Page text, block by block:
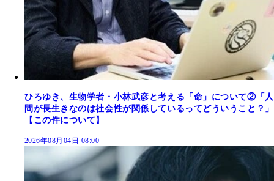
ひろゆき、生物学者・小林武彦と考える「命」について②「人
間が長生きなのは社会性が関係しているってどういうこと？」
【この件について】
2026年08月04日 08:00